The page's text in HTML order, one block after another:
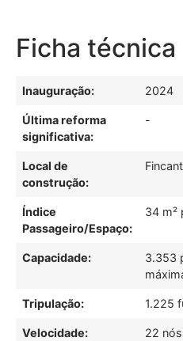
Ficha técnica
Inauguração: 2024
Última reforma
significativa:
-
Local de
construção:
Índice
Passageiro/Espaço:
34 m²
Capacidade:
3.353
Tripulação: 1.225
Velocidade: 22 nós